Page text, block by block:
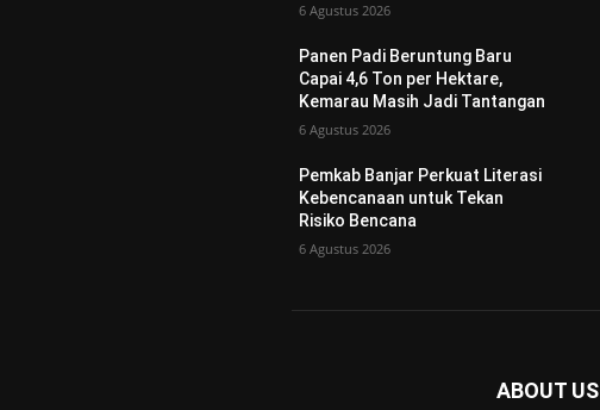
6 Agustus 2026
Panen Padi Beruntung Baru
Capai 4,6 Ton per Hektare,
Kemarau Masih Jadi Tantangan
6 Agustus 2026
Pemkab Banjar Perkuat Literasi
Kebencanaan untuk Tekan
Risiko Bencana
6 Agustus 2026
ABOUT US